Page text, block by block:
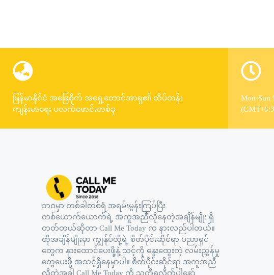
မြန်မာနိုင်ငံ အခြေစိုက် အရှေ့တောင်အာရှ၏ ထိပ်တန်း
ကျန်းမာရေး ပလက်ဖောင်းတစ်ခု
Mon-
ဘဝမှာ တစ်ခါတစ်ရံ အရမ်းမွန်းကြပ်ပြီး
တစ်ယောက်ယောက်ရဲ့ အကူအညီလိုနေတဲ့အချိန်မျိုး ရှိ
တတ်တယ်ဆိုတာ Call Me Today က နားလည်ပါတယ်။
ထိုအချိန်မျိုးမှာ ကျွန်ုပ်တို့ရဲ့ စိတ်ပိုင်းဆိုင်ရာ ပညာရှင်
တွေက နားထောင်ပေးဖို့နဲ့ သင့်ကို နွေးထွေးတဲ့ လမ်းညွှန်မှု
တွေပေးဖို့ အသင့်ရှိနေမှာပါ။ စိတ်ပိုင်းဆိုင်ရာ အကူအညီ